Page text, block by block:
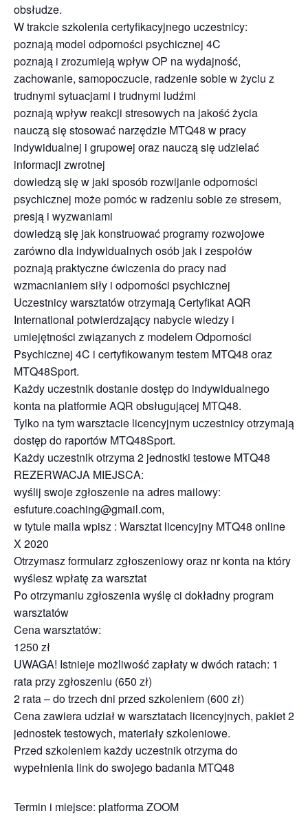
obsłudze.
W trakcie szkolenia certyfikacyjnego uczestnicy:
poznają model odporności psychicznej 4C
poznają i zrozumieją wpływ OP na wydajność,
zachowanie, samopoczucie, radzenie sobie w życiu z
trudnymi sytuacjami i trudnymi ludźmi
poznają wpływ reakcji stresowych na jakość życia
nauczą się stosować narzędzie MTQ48 w pracy
indywidualnej i grupowej oraz nauczą się udzielać
informacji zwrotnej
dowiedzą się w jaki sposób rozwijanie odporności
psychicznej może pomóc w radzeniu sobie ze stresem,
presją i wyzwaniami
dowiedzą się jak konstruować programy rozwojowe
zarówno dla indywidualnych osób jak i zespołów
poznają praktyczne ćwiczenia do pracy nad
wzmacnianiem siły i odporności psychicznej
Uczestnicy warsztatów otrzymają Certyfikat AQR
International potwierdzający nabycie wiedzy i
umiejętności związanych z modelem Odporności
Psychicznej 4C i certyfikowanym testem MTQ48 oraz
MTQ48Sport.
Każdy uczestnik dostanie dostęp do indywidualnego
konta na platformie AQR obsługującej MTQ48.
Tylko na tym warsztacie licencyjnym uczestnicy otrzymają
dostęp do raportów MTQ48Sport.
Każdy uczestnik otrzyma 2 jednostki testowe MTQ48
REZERWACJA MIEJSCA:
wyślij swoje zgłoszenie na adres mailowy:
esfuture.coaching@gmail.com,
w tytule maila wpisz : Warsztat licencyjny MTQ48 online
X 2020
Otrzymasz formularz zgłoszeniowy oraz nr konta na który
wyślesz wpłatę za warsztat
Po otrzymaniu zgłoszenia wyślę ci dokładny program
warsztatów
Cena warsztatów:
1250 zł
UWAGA! Istnieje możliwość zapłaty w dwóch ratach: 1
rata przy zgłoszeniu (650 zł)
2 rata – do trzech dni przed szkoleniem (600 zł)
Cena zawiera udział w warsztatach licencyjnych, pakiet 2
jednostek testowych, materiały szkoleniowe.
Przed szkoleniem każdy uczestnik otrzyma do
wypełnienia link do swojego badania MTQ48
Termin i miejsce: platforma ZOOM